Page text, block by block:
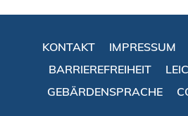
KONTAKT IMPRESSUM
BARRIEREFREIHEIT
GEBÄRDENSPRACHE